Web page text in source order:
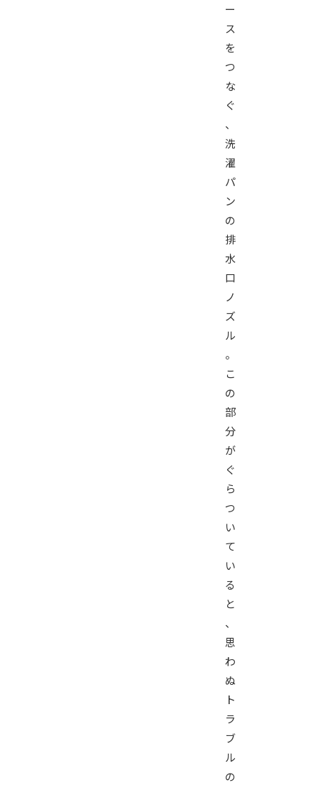
ー
ス
を
つ
な
ぐ
、
洗
濯
パ
ン
の
排
水
口
ノ
ズ
ル
。
こ
の
部
分
が
ぐ
ら
つ
い
て
い
る
と
、
思
わ
ぬ
ト
ラ
ブ
ル
の